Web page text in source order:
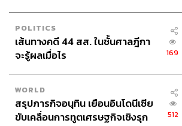
POLITICS
เส้นทางคดี 44 สส. ในชั้นศาลฎีกา
จะรู้ผลเมื่อไร
169
WORLD
สรุปภารกิจอนุทิน เยือนอินโดนีเซีย
ขับเคลื่อนการทูตเศรษฐกิจเชิงรุก
512